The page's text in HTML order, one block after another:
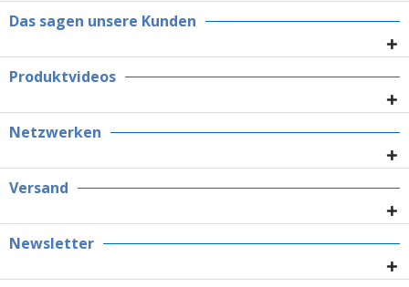
Das sagen unsere Kunden
Produktvideos
Netzwerken
Versand
Newsletter